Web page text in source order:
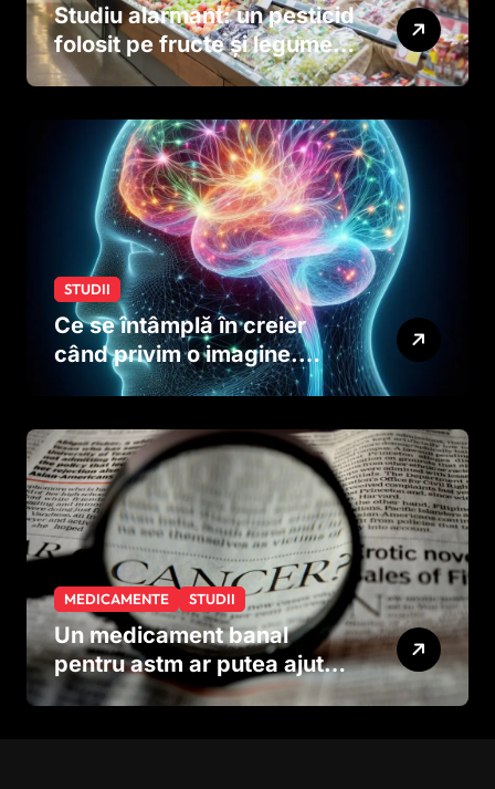
Studiu alarmant: un pesticid
folosit pe fructe și legume
ar putea afecta dezvoltarea
dinainte de naștere
STUDII
Ce se întâmplă în creier
când privim o imagine.
Studiul care explică rolul
MEDICAMENTE STUDII
Un medicament banal
pentru astm ar putea ajuta
în lupta împotriva